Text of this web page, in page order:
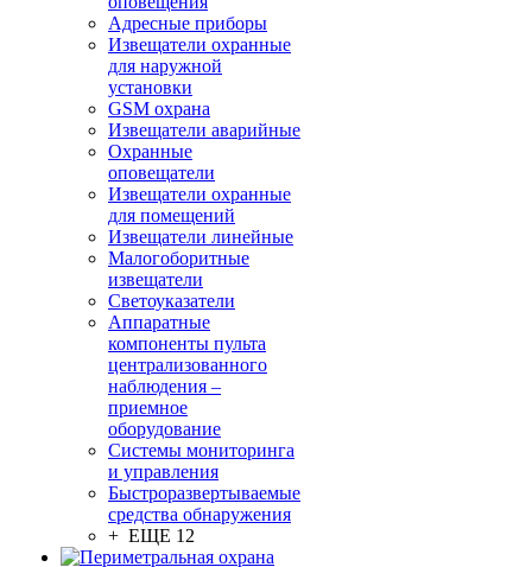
Адресные приборы
Извещатели охранные
для наружной
установки
GSM охрана
Извещатели аварийные
Охранные
оповещатели
Извещатели охранные
для помещений
Извещатели линейные
Малогоборитные
извещатели
Светоуказатели
Аппаратные
компоненты пульта
централизованного
наблюдения –
приемное
оборудование
Системы мониторинга
и управления
Быстроразвертываемые
средства обнаружения
+ ЕЩЕ 12